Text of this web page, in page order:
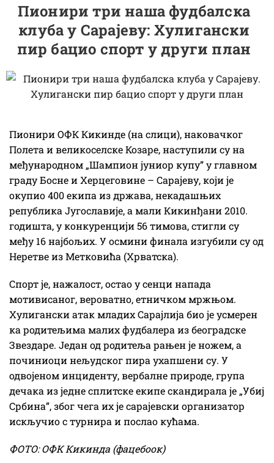
Пионири три наша фудбалска
клуба у Сарајеву: Хулигански
пир бацио спорт у други план
Пионири ОФК Кикинде (на слици), наковачког
Полета и великоселске Козаре, наступили су на
међународном „Шампион јуниор купу” у главном
граду Босне и Херцеговине – Сарајеву, који је
окупио 400 екипа из држава, некадашњих
република Југославије, а мали Кикинђани 2010.
годишта, у конкуренцији 56 тимова, стигли су
међу 16 најбољих. У осмини финала изгубили су од
Неретве из Метковића (Хрватска).
Спорт је, нажалост, остао у сенци напада
мотивисаног, вероватно, етничком мржњом.
Хулигански атак младих Сарајлија био је усмерен
ка родитељима малих фудбалера из београдске
Звездаре. Један од родитеља рањен је ножем, а
починиоци нељудског пира ухапшени су. У
одвојеном инциденту, вербалне природе, група
дечака из једне сплитске екипе скандирала је „Убиј
Србина”, због чега их је сарајевски организатор
искључио с турнира и послао кућама.
ФОТО: ОФК Кикинда (фацебоок)